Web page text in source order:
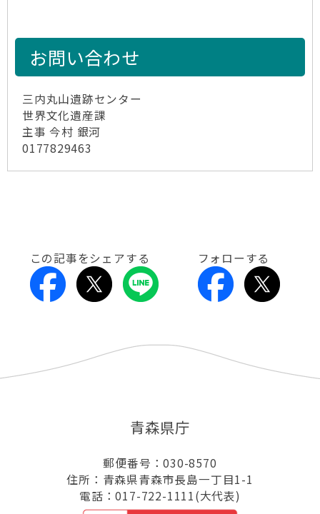
お問い合わせ
三内丸山遺跡センター
世界文化遺産課
主事 今村 銀河
0177829463
この記事をシェアする フォローする
青森県庁
郵便番号：030-8570
住所：青森県青森市長島一丁目1-1
電話：017-722-1111(大代表)